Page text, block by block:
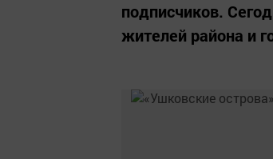
подписчиков.
жителей района и